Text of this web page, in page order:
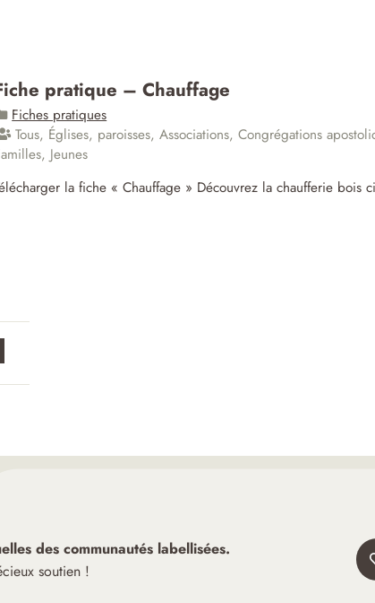
pratique – Chauffage
Fiches pratiques
Tous, Églises, paroisses, Associations, Congrégations
, Jeunes
la fiche « Chauffage » Découvrez la chaufferie bois
des communautés labellisées.
soutien !